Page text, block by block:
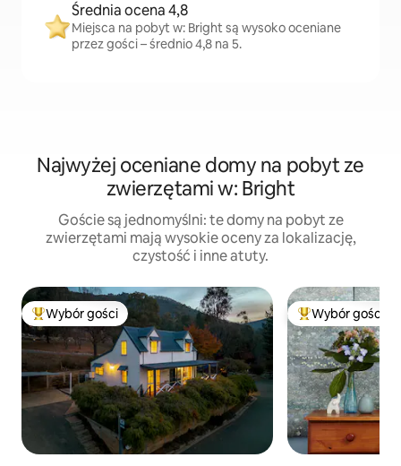
Średnia ocena 4,8
Miejsca na pobyt w: Bright są wysoko oceniane
przez gości – średnio 4,8 na 5.
Najwyżej oceniane domy na pobyt ze
zwierzętami w: Bright
Goście są jednomyślni: te domy na pobyt ze
zwierzętami mają wysokie oceny za lokalizację,
czystość i inne atuty.
Najpopularniejsze z kategorii Wybór gości
Wybór gości Wybór gości